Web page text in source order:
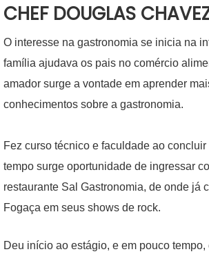
CHEF DOUGLAS
O interesse na gastronomia se inicia na
família ajudava os pais no comércio
amador surge a vontade em aprender
conhecimentos sobre a gastronomia.
Fez curso técnico e faculdade ao
tempo surge oportunidade de ingressar
restaurante Sal Gastronomia, de onde já
Fogaça em seus shows de rock.
Deu início ao estágio, e em pouco tempo,